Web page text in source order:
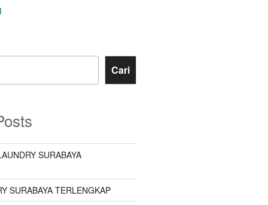
Cari
SURABAYA
SURABAYA TERLENGKAP